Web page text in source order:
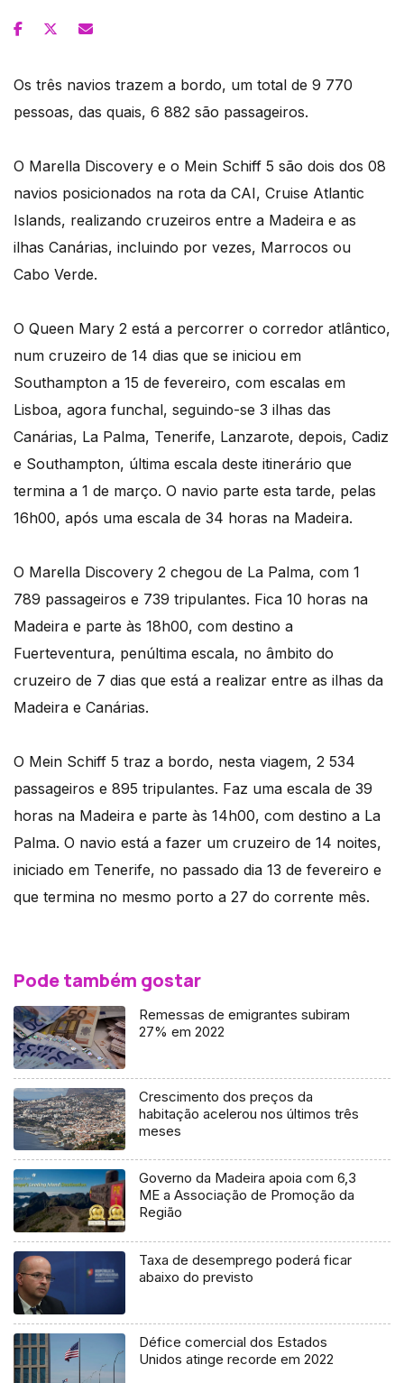
Os três navios trazem a bordo, um total de 9 770
pessoas, das quais, 6 882 são passageiros.
O Marella Discovery e o Mein Schiff 5 são dois dos 08
navios posicionados na rota da CAI, Cruise Atlantic
Islands, realizando cruzeiros entre a Madeira e as
ilhas Canárias, incluindo por vezes, Marrocos ou
Cabo Verde.
O Queen Mary 2 está a percorrer o corredor atlântico,
num cruzeiro de 14 dias que se iniciou em
Southampton a 15 de fevereiro, com escalas em
Lisboa, agora funchal, seguindo-se 3 ilhas das
Canárias, La Palma, Tenerife, Lanzarote, depois, Cadiz
e Southampton, última escala deste itinerário que
termina a 1 de março. O navio parte esta tarde, pelas
16h00, após uma escala de 34 horas na Madeira.
O Marella Discovery 2 chegou de La Palma, com 1
789 passageiros e 739 tripulantes. Fica 10 horas na
Madeira e parte às 18h00, com destino a
Fuerteventura, penúltima escala, no âmbito do
cruzeiro de 7 dias que está a realizar entre as ilhas da
Madeira e Canárias.
O Mein Schiff 5 traz a bordo, nesta viagem, 2 534
passageiros e 895 tripulantes. Faz uma escala de 39
horas na Madeira e parte às 14h00, com destino a La
Palma. O navio está a fazer um cruzeiro de 14 noites,
iniciado em Tenerife, no passado dia 13 de fevereiro e
que termina no mesmo porto a 27 do corrente mês.
Pode também gostar
Remessas de emigrantes subiram
27% em 2022
Crescimento dos preços da
habitação acelerou nos últimos três
meses
Governo da Madeira apoia com 6,3
ME a Associação de Promoção da
Região
Taxa de desemprego poderá ficar
abaixo do previsto
Défice comercial dos Estados
Unidos atinge recorde em 2022